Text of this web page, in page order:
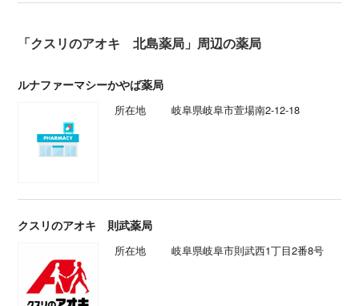
「クスリのアオキ 北島薬局」周辺の薬局
ルナファーマシーかやば薬局
所在地 岐阜県岐阜市萱場南2-12-18
クスリのアオキ 則武薬局
所在地 岐阜県岐阜市則武西1丁目2番8号